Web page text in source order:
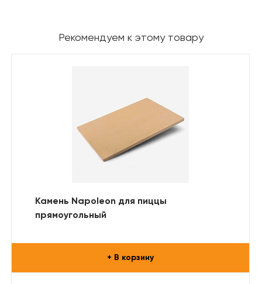
Рекомендуем к этому товару
Камень Napoleon для пиццы
прямоугольный
+ В корзину